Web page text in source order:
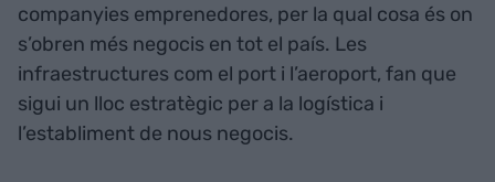
companyies emprenedores, per la qual cosa és on
s’obren més negocis en tot el país. Les
infraestructures com el port i l’aeroport, fan que
sigui un lloc estratègic per a la logística i
l’establiment de nous negocis.